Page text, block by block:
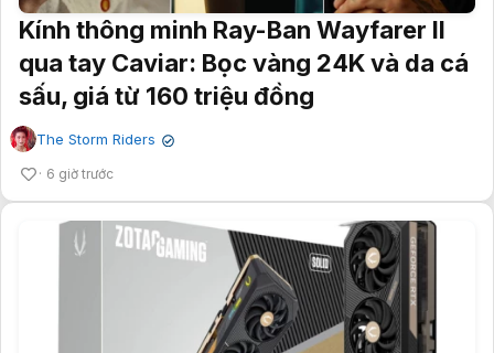
Kính thông minh Ray-Ban Wayfarer II
qua tay Caviar: Bọc vàng 24K và da cá
sấu, giá từ 160 triệu đồng
The Storm Riders ✔
6 giờ trước